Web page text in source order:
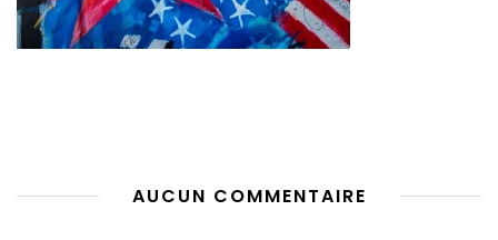
AUCUN COMMENTAIRE